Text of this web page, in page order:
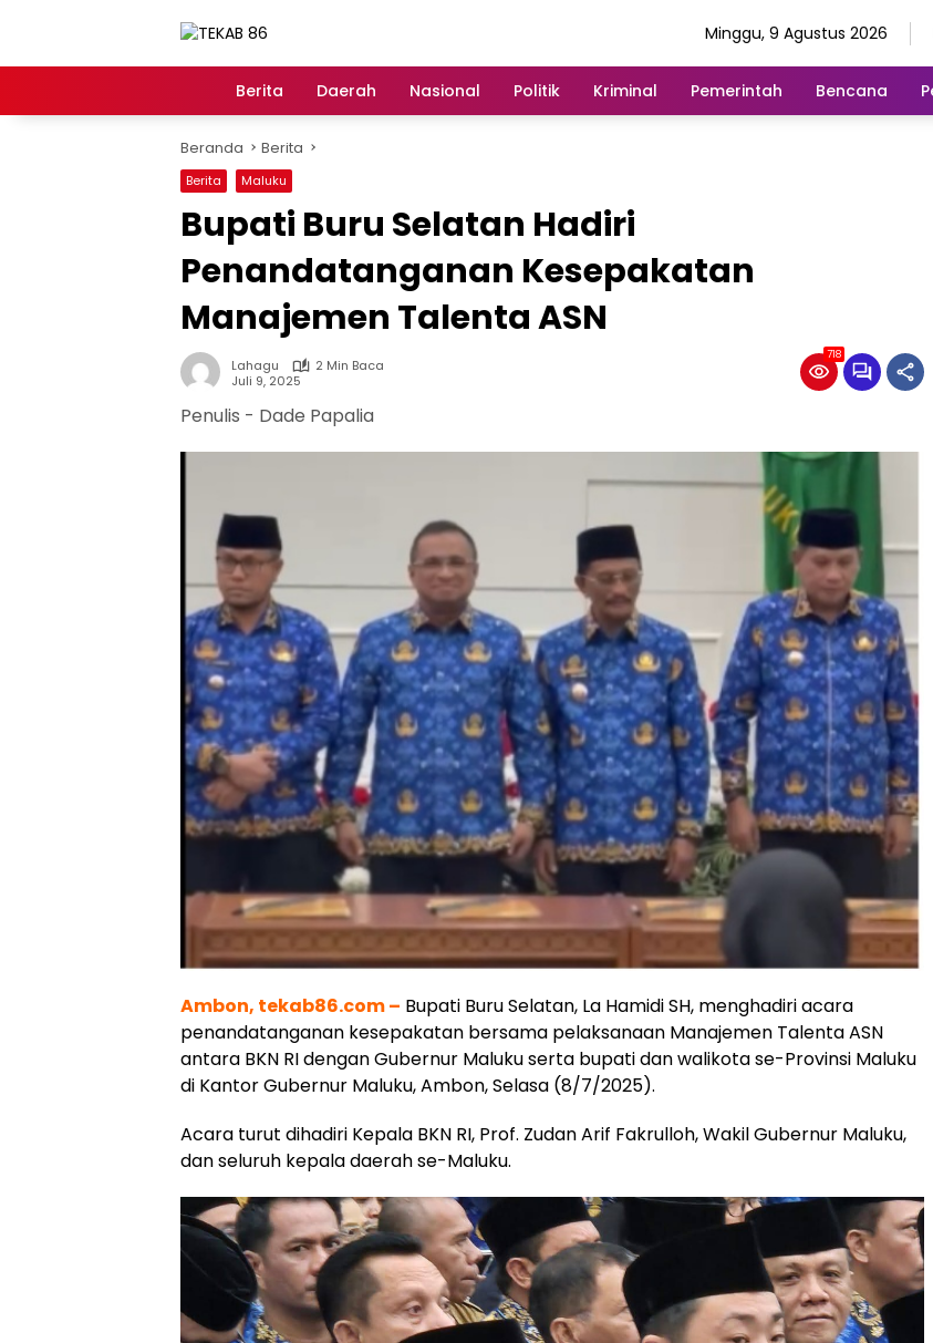
Minggu, 9 Agustus 2026
Home
Berita Daerah Nasional Politik Kriminal Pemerintah Bencana
Beranda Berita
Berita Maluku
Bupati Buru Selatan Hadiri
Penandatanganan Kesepakatan
Manajemen Talenta ASN
Lahagu
2 Min Baca
Juli 9, 2025
718
Penulis - Dade Papalia
Ambon, tekab86.com – Bupati Buru Selatan, La Hamidi SH, menghadiri acara
penandatanganan kesepakatan bersama pelaksanaan Manajemen Talenta ASN
antara BKN RI dengan Gubernur Maluku serta bupati dan walikota se-Provinsi Maluku
di Kantor Gubernur Maluku, Ambon, Selasa (8/7/2025).
Acara turut dihadiri Kepala BKN RI, Prof. Zudan Arif Fakrulloh, Wakil Gubernur Maluku,
dan seluruh kepala daerah se-Maluku.